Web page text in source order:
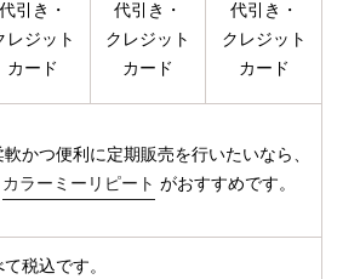
代引き・
レジット
カード
代引き・
クレジット
カード
代引き・
クレジット
カード
軟かつ便利に定期販売を行いたいなら、
カラーミーリピート がおすすめです。
税込です。